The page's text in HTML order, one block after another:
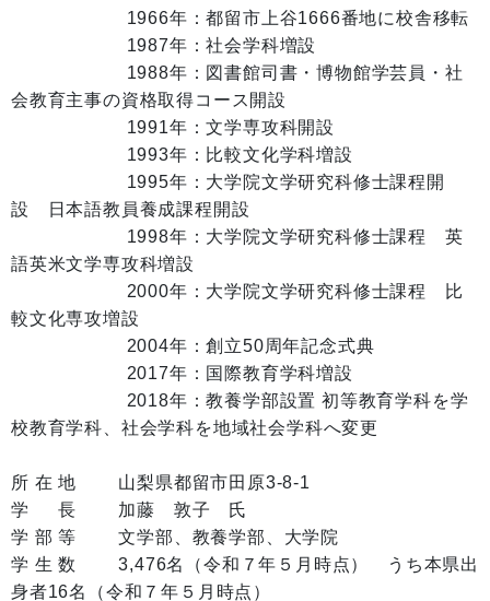
1966年：都留市上谷1666番地に校舎移転
1987年：社会学科増設
1988年：図書館司書・博物館学芸員・社
会教育主事の資格取得コース開設
1991年：文学専攻科開設
1993年：比較文化学科増設
1995年：大学院文学研究科修士課程開
設 日本語教員養成課程開設
1998年：大学院文学研究科修士課程 英
語英米文学専攻科増設
2000年：大学院文学研究科修士課程 比
較文化専攻増設
2004年：創立50周年記念式典
2017年：国際教育学科増設
2018年：教養学部設置 初等教育学科を学
校教育学科、社会学科を地域社会学科へ変更
所 在 地 山梨県都留市田原3-8-1
学 長 加藤 敦子 氏
学 部 等 文学部、教養学部、大学院
学 生 数 3,476名（令和７年５月時点） うち本県出
身者16名（令和７年５月時点）